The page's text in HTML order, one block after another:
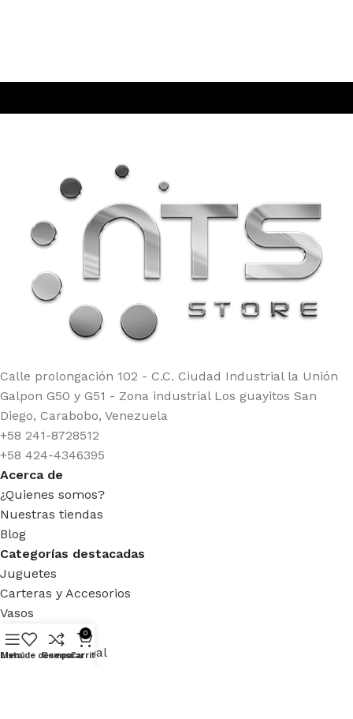
Calle prolongación 102 - C.C. Ciudad Industrial la Unión
Galpon G50 y G51 - Zona industrial Los guayitos San
Diego, Carabobo, Venezuela
+58 241-8728512
+58 424-4346395
Acerca de
¿Quienes somos?
Nuestras tiendas
Blog
Categorías destacadas
Juguetes
Carteras y Accesorios
Vasos
Licuadoras
Cuidado personal
Menú
Lista de deseos
Comparar
0
Carrito